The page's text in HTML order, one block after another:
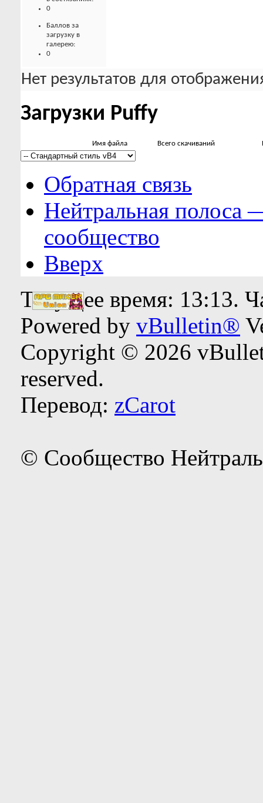
0
Баллов за
загрузку в
галерею:
0
Нет результатов для
Загрузки Puffy
Имя файла Всего скачиваний
Обратная связь
Нейтральная полоса
сообщество
Вверх
Текущее время: 13:13.
Powered by vBulletin®
Copyright © 2026
reserved.
Перевод: zCarot
© Сообщество